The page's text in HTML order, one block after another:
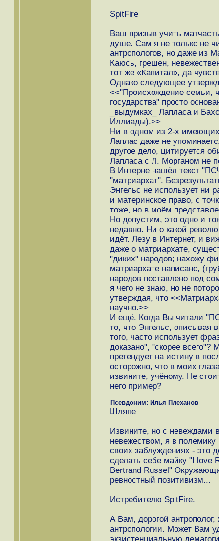
SpitFire
Ваш призыв учить
душе. Сам я не только не
антропологов, но даже из
Каюсь, грешен,
тот же «Капитал», да
Однако следующее
<<"Происхождение семьи,
государства" просто
_выдумках_ Лапласа и
Иллиады).>>
Ни в одном из 2-х
Лаплас даже не
другое дело, цитируется
Лапласа с Л. Морганом не
В Интерне нашёл текст
"матриархат".
Энгельс не использует ни
и материнское право, с
тоже, но в моём
Но допустим, это одно и
недавно. Ни о какой
идёт. Лезу в Интернет, и
даже о матриархате,
"диких" народов; нахожу
матриархате написано,
народов поставлено под
я чего не знаю, но не
утверждая, что
научно.>>
И ещё. Когда Вы читали
то, что Энгельс, описывая
того, часто использует
доказано", "скорее всего"?
претендует на истину в
осторожно, что в моих
извините, учёному. Не
него пример?
Псевдоним: Илья Плеханов
Шляпе
Извините, но с невеждами
невежеством, я в полемику
своих заблуждениях - это
сделать себе майку "I love
Bertrand Russel"
ревностный позитивизм...
Истребителю SpitFire.
А Вам, дорогой
антропологии. Может Вам
экзистенциальную